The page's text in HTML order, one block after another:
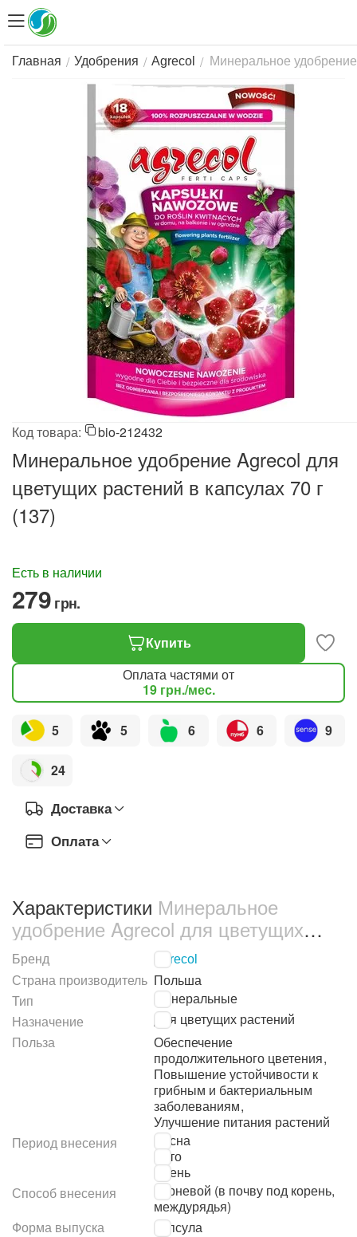
Главная / Удобрения / Agrecol / Минеральное
Код товара: bio-212432
Минеральное удобрение Agrecol для
цветущих растений в капсулах 70 г
(137)
‍279‍грн.
Есть в наличии
Купить
Оплата частями от
19 грн./мес.
5 5 6 6 9
24
Доставка
Оплата
Характеристики Минеральное
удобрение Agrecol для цветущих
растений в капсулах 70 г (137)
Бренд Agrecol
Страна производитель Польша
Тип
Минеральные
Назначение
Для цветущих растений
Польза
Обеспечение
продолжительного цветения,
Повышение устойчивости к
грибным и бактериальным
заболеваниям,
Улучшение питания растений
Период внесения
Весна
Лето
Осень
Способ внесения
Корневой (в почву под корень,
междурядья)
Форма выпуска
Капсула